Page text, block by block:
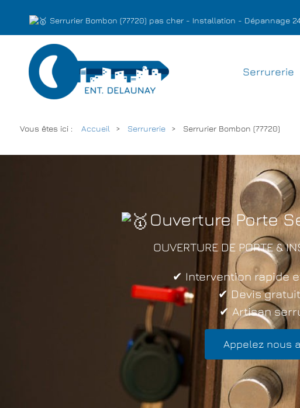
Serrurier Bombon (77720) pas cher - Installation - Dépannage
Serrurerie
Vous êtes ici : Accueil Serrurerie Serrurier Bombon (77720)
Ouverture Porte
OUVERTURE DE PORTE &
✔ Intervention rapide
✔ Devis
✔ Artisan
Appelez nous